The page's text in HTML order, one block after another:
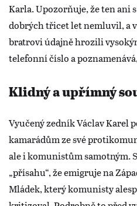
Karla. Upozorňuje, že ten ani
dobrých třicet let nemluvil, a
bratrovi údajně hrozili
telefonní číslo a
Klidný a upřímný
Vyučený zedník Václav Karel
kamarádům ze své
ale i komunistům samotným.
„přísahu“, že emigruje na
Mládek, který komunisty